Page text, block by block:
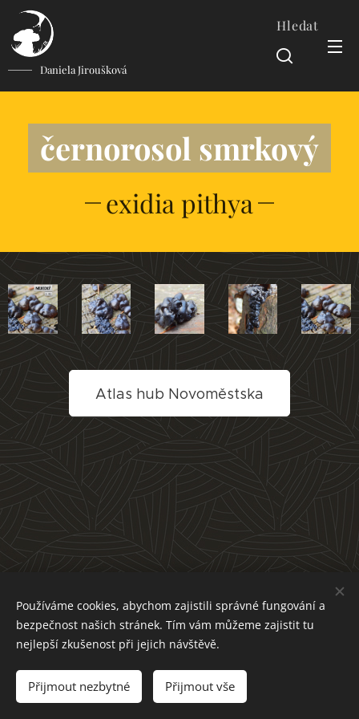
Daniela Jiroušková
Hledat
černorosol smrkový
exidia pithya
Atlas hub Novoměstska
Cookies
Používáme cookies, abychom zajistili správné fungování a
bezpečnost našich stránek. Tím vám můžeme zajistit tu
nejlepší zkušenost při jejich návštěvě.
Přijmout nezbytné Přijmout vše